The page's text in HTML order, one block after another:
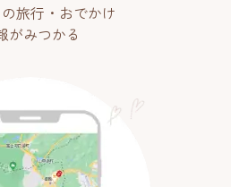
旅行・おでかけ
がみつかる